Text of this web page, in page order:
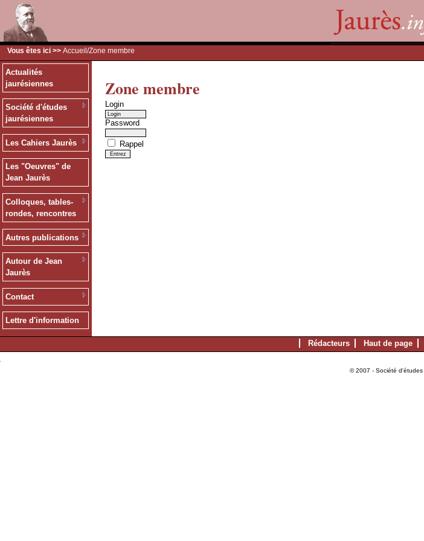
Vous êtes ici >> Accueil /Zone membre
Actualités
jaurésiennes
Société d'études
jaurésiennes
Les Cahiers Jaurès
Les "Oeuvres" de
Jean Jaurès
Colloques, tables-
rondes, rencontres
Autres publications
Autour de Jean
Jaurès
Contact
Lettre d'information
Zone membre
Login
Password
Rappel
Rédacteurs Haut de page
© 2007 - Société d'études